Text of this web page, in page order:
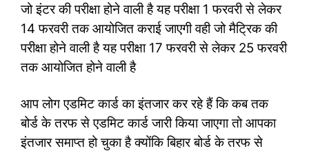
जो इंटर की परीक्षा होने वाली है यह परीक्षा 1 फरवरी से लेकर
14 फरवरी तक आयोजित कराई जाएगी वही जो मैट्रिक की
परीक्षा होने वाली है यह परीक्षा 17 फरवरी से लेकर 25 फरवरी
तक आयोजित होने वाली है
आप लोग एडमिट कार्ड का इंतजार कर रहे हैं कि कब तक
बोर्ड के तरफ से एडमिट कार्ड जारी किया जाएगा तो आपका
इंतजार समाप्त हो चुका है क्योंकि बिहार बोर्ड के तरफ से